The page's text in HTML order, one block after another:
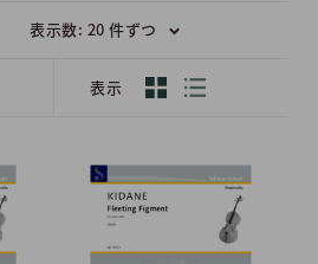
表示数: 20 件ずつ
表示